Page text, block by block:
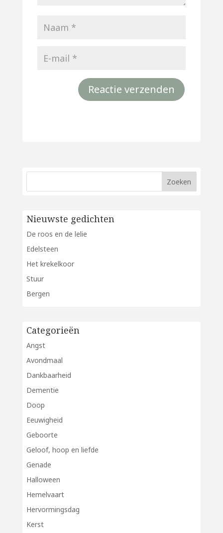
Nieuwste gedichten
De roos en de lelie
Edelsteen
Het krekelkoor
Stuur
Bergen
Categorieën
Angst
Avondmaal
Dankbaarheid
Dementie
Doop
Eeuwigheid
Geboorte
Geloof, hoop en liefde
Genade
Halloween
Hemelvaart
Hervormingsdag
Kerst